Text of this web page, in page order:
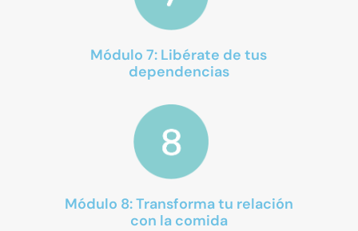
Módulo 7: Libérate de tus
dependencias
Módulo 8: Transforma tu relación
con la comida